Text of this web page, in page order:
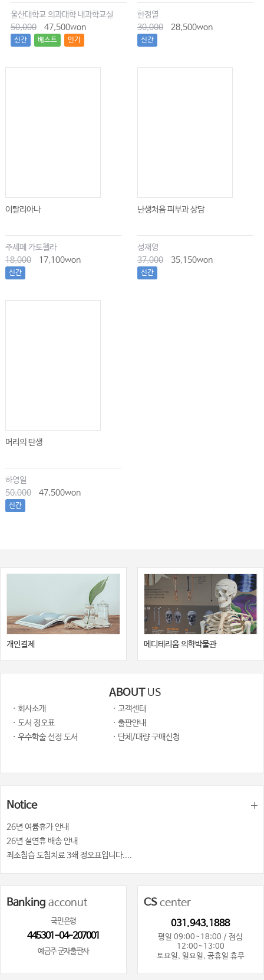
울산대학교 의과대학 내과학교실
50,000
47,500won
신간 베스트 인기
한정열
30,000
28,500won
신간
이탈리아나
주세페 카토첼라
18,000
17,100won
신간
난생처음 피부과 상담
성재영
37,000
35,150won
신간
머리의 탄생
하영일
50,000
47,500won
신간
개인결제 메디테리움 의학박물관
ABOUT US
· 회사소개
· 고객센터
· 도서 정오표
· 출판안내
· 우수학술 선정 도서
· 단체/대량 구매신청
Notice
26년 여륨휴가 안내
26년 설연휴 배송 안내
최소침습 도침치료 3쇄 정오표입니다....
Banking acconut
국민은행
445301-04-207001
예금주 군자출판사
CScenter
031.943.1888
평일 09:00~18:00 / 점심
12:00~13:00
토요일, 일요일, 공휴일 휴무